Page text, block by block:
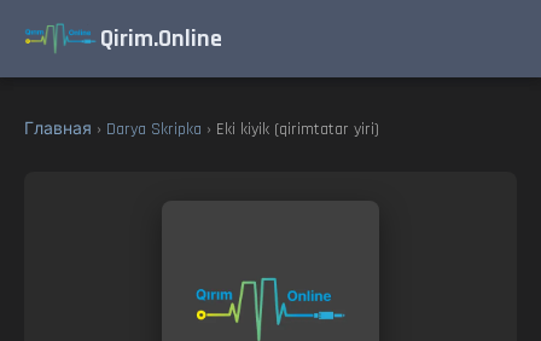
Qirim.Online
Главная › Darya Skripka › Eki kiyik (qirimtatar yiri)